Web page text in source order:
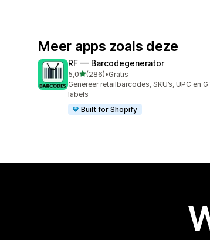
Meer apps zoals deze
RF — Barcodegenerator
5,0van 5 sterren
(286)
286 recensies in totaal
•Gratis
Genereer retailbarcodes, SKU’s, UPC en
labels
Built for Shopify